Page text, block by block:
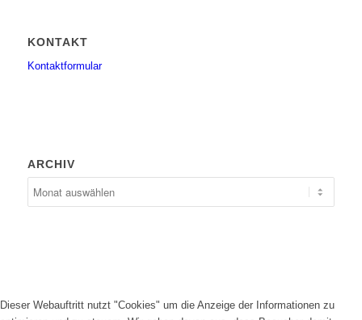
KONTAKT
Kontaktformular
ARCHIV
Dieser Webauftritt nutzt "Cookies" um die Anzeige der Informationen zu